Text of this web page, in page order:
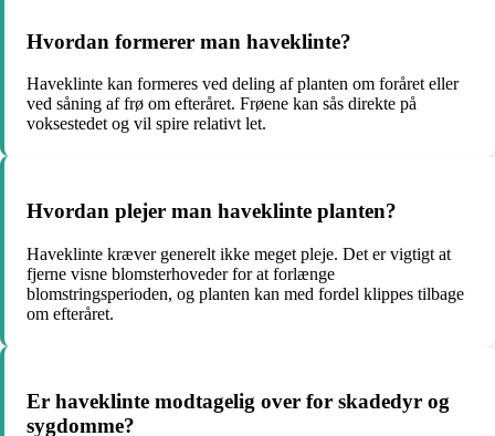
Hvordan formerer man haveklinte?
Haveklinte kan formeres ved deling af planten om foråret eller
ved såning af frø om efteråret. Frøene kan sås direkte på
voksestedet og vil spire relativt let.
Hvordan plejer man haveklinte planten?
Haveklinte kræver generelt ikke meget pleje. Det er vigtigt at
fjerne visne blomsterhoveder for at forlænge
blomstringsperioden, og planten kan med fordel klippes tilbage
om efteråret.
Er haveklinte modtagelig over for skadedyr og
sygdomme?